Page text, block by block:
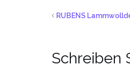
RUBENS
Schreiben